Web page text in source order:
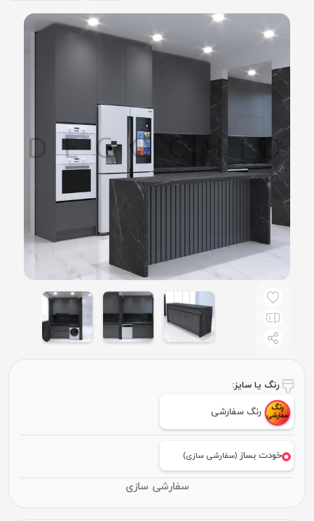
رنگ یا سایز:
رنگ سفارشی
خودت بساز(سفارشی سازی)
سفارشی سازی